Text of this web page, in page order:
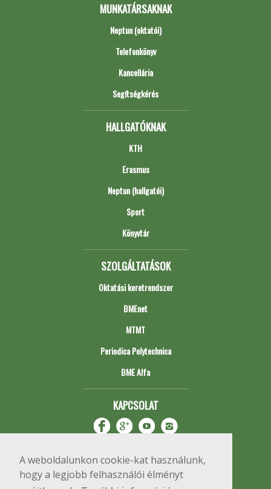
A weboldalunkon cookie-kat használunk,
hogy a legjobb felhasználói élményt
MUNKATÁRSAKNAK
Neptun (oktatói)
Telefonkönyv
Kancellária
Segítségkérés
HALLGATÓKNAK
KTH
Erasmus
Neptun (hallgatói)
Sport
Könyvtár
SZOLGÁLTATÁSOK
Oktatási keretrendszer
BMEnet
MTMT
Periodica Polytechnica
BME Alfa
KAPCSOLAT